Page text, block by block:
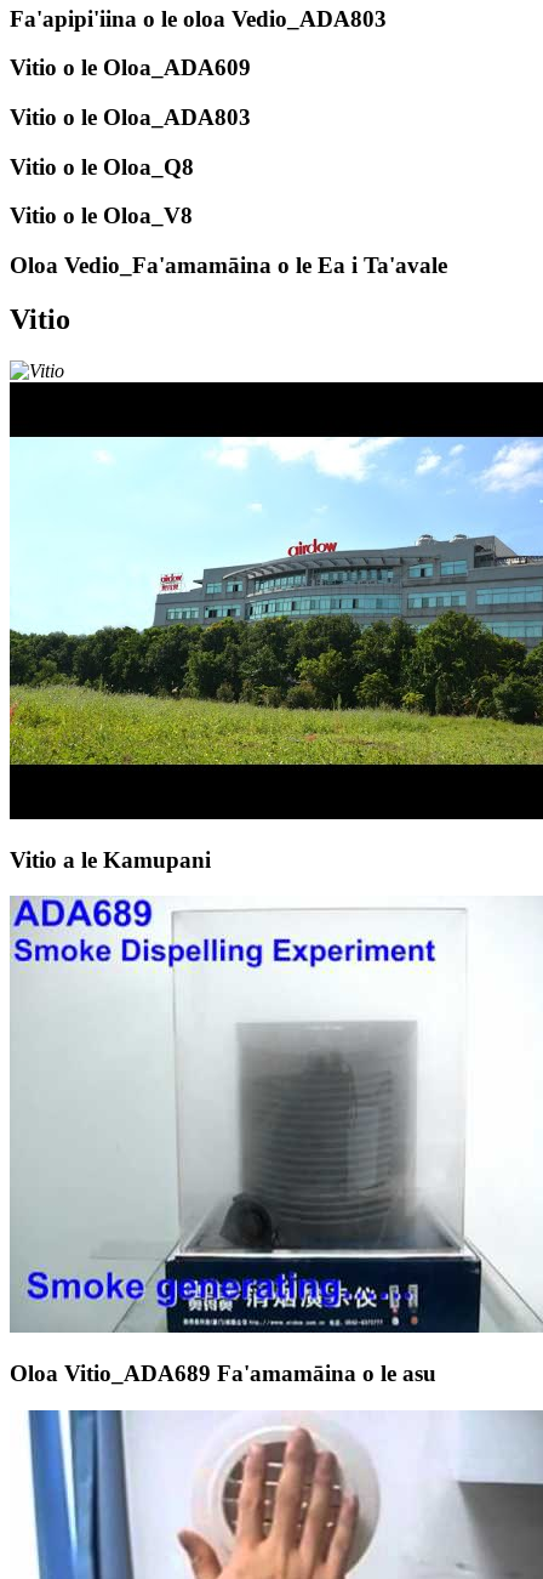
Fa'apipi'iina o le oloa Vedio_ADA803
Vitio o le Oloa_ADA609
Vitio o le Oloa_ADA803
Vitio o le Oloa_Q8
Vitio o le Oloa_V8
Oloa Vedio_Fa'amamāina o le Ea i Ta'avale
Vitio
Vitio a le Kamupani
Oloa Vitio_ADA689 Fa'amamāina o le asu